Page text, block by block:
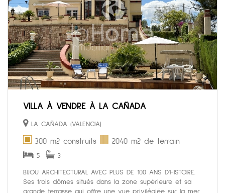
VILLA À VENDRE À LA CAÑADA
LA CAÑADA (VALENCIA)
300 m2 construits 2040 m2 de terrain
5 3
BIJOU ARCHITECTURAL AVEC PLUS DE 100 ANS D'HISTOIRE.
Ses trois dômes situés dans la zone supérieure et sa